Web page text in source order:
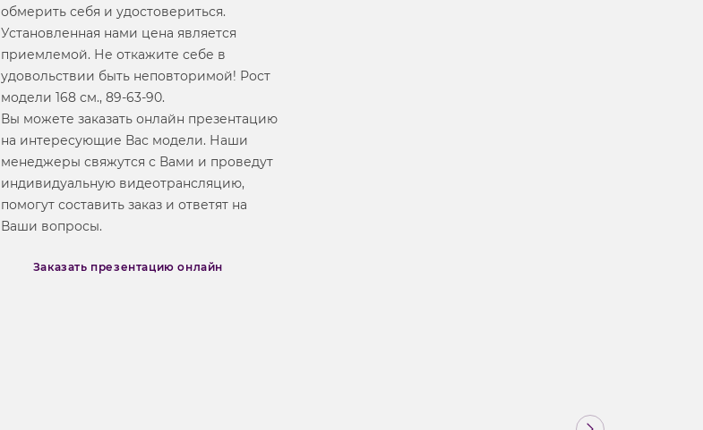
обмерить себя и удостовериться.
Установленная нами цена является
приемлемой. Не откажите себе в
удовольствии быть неповторимой! Рост
модели 168 см., 89-63-90.
Вы можете заказать онлайн презентацию
на интересующие Вас модели. Наши
менеджеры свяжутся с Вами и проведут
индивидуальную видеотрансляцию,
помогут составить заказ и ответят на
Ваши вопросы.
Заказать презентацию онлайн